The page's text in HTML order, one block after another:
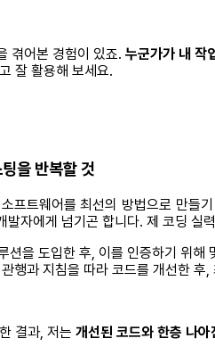
겪어본 경험이 있죠. 누군가가 내 작
잘 활용해 보세요.
을 반복할 것
프트웨어를 최선의 방법으로 만들
발자에게 넘기곤 합니다. 제 코딩 실
션을 도입한 후, 이를 인증하기 위해
행과 지침을 따라 코드를 개선한
결과, 저는 개선된 코드와 한층 나아